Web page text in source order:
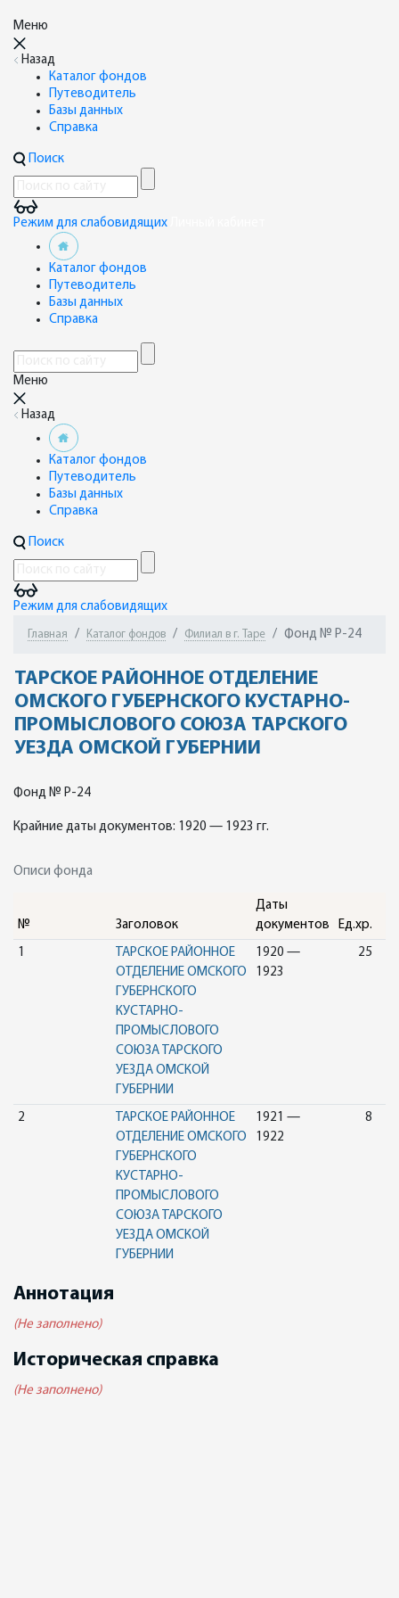
Меню
Назад
Каталог фондов
Путеводитель
Базы данных
Справка
Поиск
Режим для слабовидящих
Каталог фондов
Путеводитель
Базы данных
Справка
Меню
Назад
Каталог фондов
Путеводитель
Базы данных
Справка
Поиск
Режим для слабовидящих
Главная Каталог фондов Филиал в г. Таре Фонд № Р-24
ТАРСКОЕ РАЙОННОЕ ОТДЕЛЕНИЕ
ОМСКОГО ГУБЕРНСКОГО КУСТАРНО-
ПРОМЫСЛОВОГО СОЮЗА ТАРСКОГО
УЕЗДА ОМСКОЙ ГУБЕРНИИ
Фонд № Р-24
Крайние даты документов: 1920 — 1923 гг.
Описи фонда
№ Заголовок
Даты
документов
Ед.хр.
1
ТАРСКОЕ РАЙОННОЕ
ОТДЕЛЕНИЕ ОМСКОГО
ГУБЕРНСКОГО
КУСТАРНО-
ПРОМЫСЛОВОГО
СОЮЗА ТАРСКОГО
УЕЗДА ОМСКОЙ
ГУБЕРНИИ
1920 —
1923
25
2
ТАРСКОЕ РАЙОННОЕ
ОТДЕЛЕНИЕ ОМСКОГО
ГУБЕРНСКОГО
КУСТАРНО-
ПРОМЫСЛОВОГО
СОЮЗА ТАРСКОГО
УЕЗДА ОМСКОЙ
ГУБЕРНИИ
1921 —
1922
8
Аннотация
(Не заполнено)
Историческая справка
(Не заполнено)